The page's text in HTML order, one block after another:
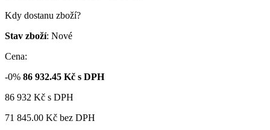
Kdy dostanu zboží?
Stav zboží: Nové
Cena:
-0% 86 932.45 Kč s DPH
86 932 Kč s DPH
71 845.00 Kč bez DPH